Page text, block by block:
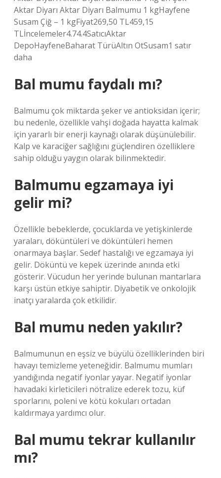
Aktar Diyarı Aktar Diyarı Balmumu 1 kgHayfene
Susam Çiğ – 1 kgFiyat269,50 TL459,15
TLİncelemeler4.74.4SatıcıAktar
DepoHayfeneBaharat TürüAltın OtSusam1 satır
daha
Bal mumu faydalı mı?
Balmumu çok miktarda şeker ve antioksidan içerir;
bu nedenle, özellikle vahşi doğada hayatta kalmak
için yararlı bir enerji kaynağı olarak düşünülebilir.
Kalp ve karaciğer sağlığını güçlendiren özelliklere
sahip olduğu yaygın olarak bilinmektedir.
Balmumu egzamaya iyi
gelir mi?
Özellikle bebeklerde, çocuklarda ve yetişkinlerde
yaraları, döküntüleri ve döküntüleri hemen
onarmaya başlar. Sedef hastalığı ve egzamaya iyi
gelir. Döküntü ve kepek üzerinde anında etki
gösterir. Vücudun her yerinde bulunan mantarlara
karşı üstün etkiye sahiptir. Diyabetik ve onkolojik
inatçı yaralarda çok etkilidir.
Bal mumu neden yakılır?
Balmumunun en eşsiz ve büyülü özelliklerinden biri
havayı temizleme yeteneğidir. Balmumu mumları
yandığında negatif iyonlar yayar. Negatif iyonlar
havadaki kirleticileri nötralize ederek tozu, küf
sporlarını, poleni ve kötü kokuları ortadan
kaldırmaya yardımcı olur.
Bal mumu tekrar kullanılır
mı?